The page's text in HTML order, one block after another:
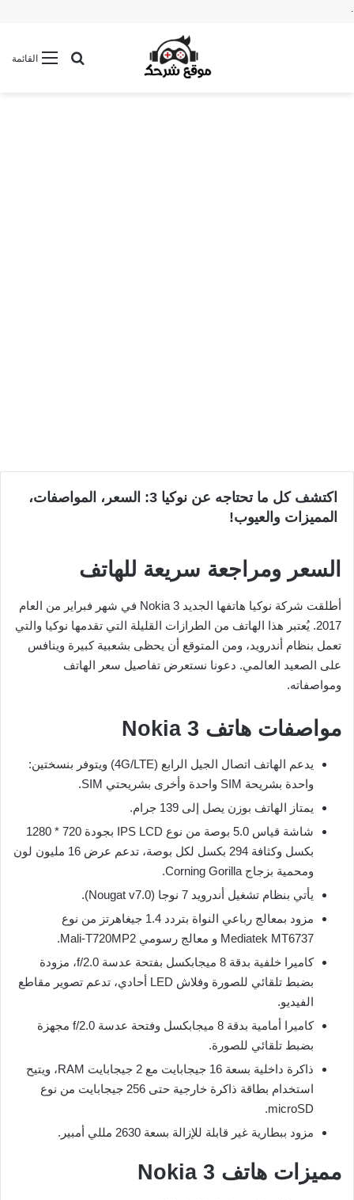
.
القائمةبحث عن
اكتشف كل ما تحتاجه عن نوكيا 3: السعر، المواصفات،
المميزات والعيوب!
السعر ومراجعة سريعة للهاتف
أطلقت شركة نوكيا هاتفها الجديد Nokia 3 في شهر فبراير من العام
2017. يُعتبر هذا الهاتف من الطرازات القليلة التي تقدمها نوكيا والتي
تعمل بنظام أندرويد، ومن المتوقع أن يحظى بشعبية كبيرة وينافس
على الصعيد العالمي. دعونا نستعرض تفاصيل سعر الهاتف
ومواصفاته.
مواصفات هاتف Nokia 3
يدعم الهاتف اتصال الجيل الرابع (4G/LTE) ويتوفر بنسختين:
واحدة بشريحة SIM واحدة وأخرى بشريحتي SIM.
يمتاز الهاتف بوزن يصل إلى 139 جرام.
شاشة قياس 5.0 بوصة من نوع IPS LCD بجودة 720 * 1280
بكسل وكثافة 294 بكسل لكل بوصة، تدعم عرض 16 مليون لون
ومحمية بزجاج Corning Gorilla.
يأتي بنظام تشغيل أندرويد 7 نوجا (Nougat v7.0).
مزود بمعالج رباعي النواة بتردد 1.4 جيغاهرتز من نوع
Mediatek MT6737 و معالج رسومي Mali-T720MP2.
كاميرا خلفية بدقة 8 ميجابكسل بفتحة عدسة f/2.0، مزودة
بضبط تلقائي للصورة وفلاش LED أحادي، تدعم تصوير مقاطع
الفيديو.
كاميرا أمامية بدقة 8 ميجابكسل وفتحة عدسة f/2.0 مجهزة
بضبط تلقائي للصورة.
ذاكرة داخلية بسعة 16 جيجابايت مع 2 جيجابايت RAM، ويتيح
استخدام بطاقة ذاكرة خارجية حتى 256 جيجابايت من نوع
microSD.
مزود ببطارية غير قابلة للإزالة بسعة 2630 مللي أمبير.
مميزات هاتف Nokia 3